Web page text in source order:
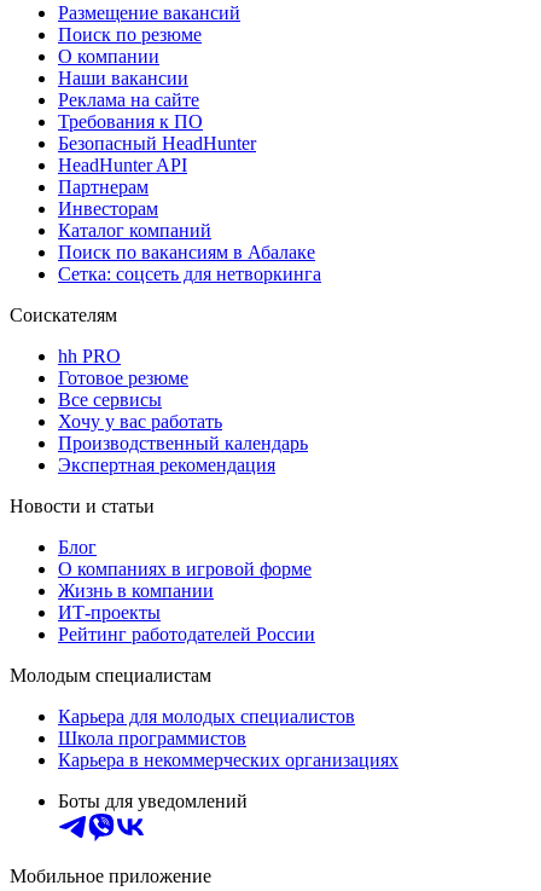
Размещение вакансий
Поиск по резюме
О компании
Наши вакансии
Реклама на сайте
Требования к ПО
Безопасный HeadHunter
HeadHunter API
Партнерам
Инвесторам
Каталог компаний
Поиск по вакансиям в Абалаке
Сетка: соцсеть для нетворкинга
Соискателям
hh PRO
Готовое резюме
Все сервисы
Хочу у вас работать
Производственный календарь
Экспертная рекомендация
Новости и статьи
Блог
О компаниях в игровой форме
Жизнь в компании
ИТ-проекты
Рейтинг работодателей России
Молодым специалистам
Карьера для молодых специалистов
Школа программистов
Карьера в некоммерческих организациях
Боты для уведомлений
Мобильное приложение